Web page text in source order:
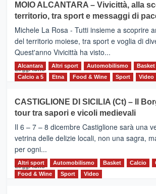
Torna
la
Supermaratona
dell’Etna
MOIO ALCANTARA – Vivicittà, alla
territorio, tra sport e messaggi di
Michele La Rosa - Tutti insieme a scoprire
del territorio moiese, tra sport e voglia di
Quest'anno Vivicittà ha visto...
Leggi tutto Leggi
MOIO
ALCANTARA
–
Vivicittà,
alla
scoperta
del
territorio,
Alcantara Altri sport Automobilismo Basket
Calcio a 5
Etna Food & Wine Sport Video
CASTIGLIONE DI SICILIA (Ct) – Il
tour tra sapori e vicoli medievali
Il 6 – 7 – 8 dicembre Castiglione sarà una
vetrina delle delizie locali, non una sagra,
per ogni...
Leggi tuttoLeggi
di
Altri sport Automobilismo Basket Calcio
Food & Wine
Sport Video